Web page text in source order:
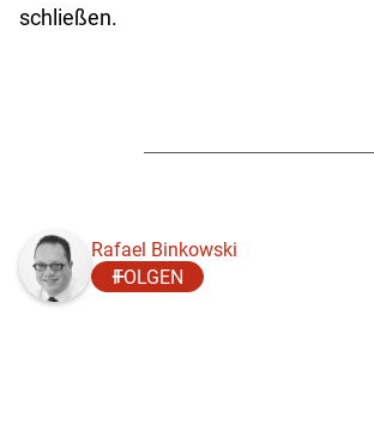
schließen.
Rafael Binkowski
FOLGEN